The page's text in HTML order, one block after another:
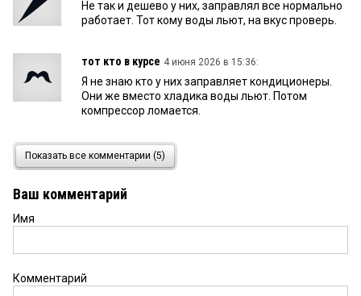
Не так и дешево у них, заправлял все нормально
работает. Тот кому воды льют, на вкус проверь.
тот кто в курсе 4 июня 2026 в 15:36:
Я не знаю кто у них заправляет кондиционеры.
Они же вместо хладика воды льют. Потом
компрессор ломается.
Бэк 4 июня 2026 в 14:07:
...ага. Заправки настолько тайные, что просто на
обочинах авто с объявлениями и баллонами
стоят. М.б. «тайный» и «нелегальный» — это
Гость 4 июня 2026 в 14:03:
Заголовок статьи — прям название для
детектива...
Показать все комментарии (5)
Ваш комментарий
Имя
Комментарий